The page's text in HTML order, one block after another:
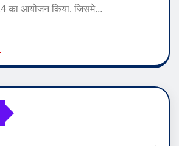
का आयोजन किया. जिसमे…